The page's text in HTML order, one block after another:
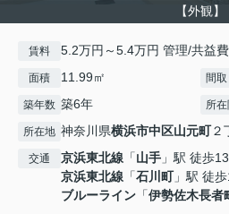
【外観】
賃料 5.2万円～5.4万円 管理/共益
面積 11.99㎡ 間取
築年数 築6年 所
所在地 神奈川県横浜市中区山元町２
交通 京浜東北線 「山手 」駅 徒歩
京浜東北線 「石川町」駅 徒
ブルーライン 「伊勢佐木長者